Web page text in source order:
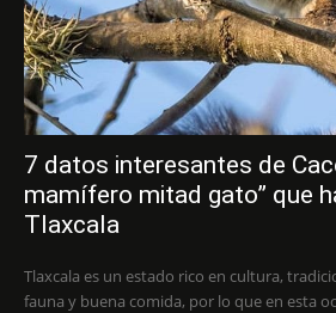
7 datos interesantes de
mamífero mitad gato” que
Tlaxcala
Tlaxcala es un estado rico en cultura,
fauna y buena comida, por lo que en esta